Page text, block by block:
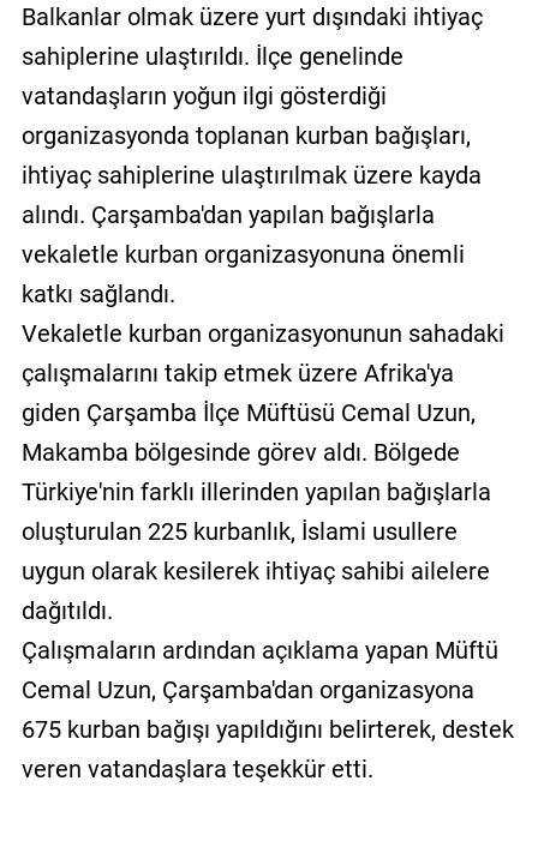
Balkanlar olmak üzere yurt dışındaki ihtiyaç
sahiplerine ulaştırıldı. İlçe genelinde
vatandaşların yoğun ilgi gösterdiği
organizasyonda toplanan kurban bağışları,
ihtiyaç sahiplerine ulaştırılmak üzere kayda
alındı. Çarşamba'dan yapılan bağışlarla
vekaletle kurban organizasyonuna önemli
katkı sağlandı.
Vekaletle kurban organizasyonunun sahadaki
çalışmalarını takip etmek üzere Afrika'ya
giden Çarşamba İlçe Müftüsü Cemal Uzun,
Makamba bölgesinde görev aldı. Bölgede
Türkiye'nin farklı illerinden yapılan bağışlarla
oluşturulan 225 kurbanlık, İslami usullere
uygun olarak kesilerek ihtiyaç sahibi ailelere
dağıtıldı.
Çalışmaların ardından açıklama yapan Müftü
Cemal Uzun, Çarşamba'dan organizasyona
675 kurban bağışı yapıldığını belirterek, destek
veren vatandaşlara teşekkür etti.